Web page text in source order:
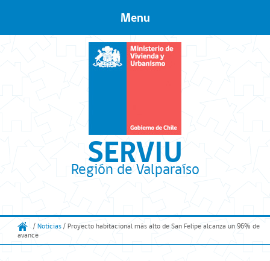
SERVIU
Región de Valparaíso
Menu
/ Noticias / Proyecto habitacional más alto de San Felipe alcanza un 96% de
avance